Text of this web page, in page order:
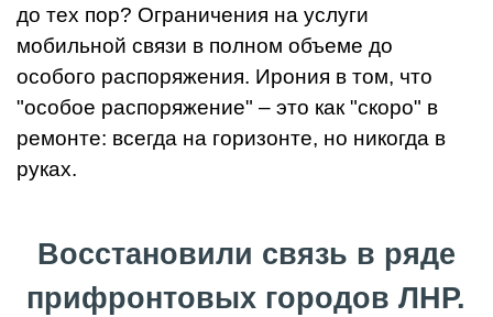
до тех пор? Ограничения на услуги
мобильной связи в полном объеме до
особого распоряжения. Ирония в том, что
"особое распоряжение" – это как "скоро" в
ремонте: всегда на горизонте, но никогда в
руках.
Восстановили связь в ряде
прифронтовых городов ЛНР.